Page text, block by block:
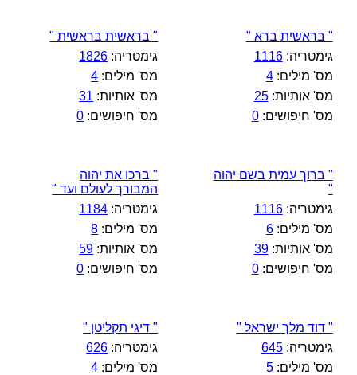
" בראשית ברא "
גימטריה:1116
מס' מילים:4
מס' אותיות:25
מס' חיפושים:0
" בראשית בראשית "
גימטריה: 1826
מס' מילים: 4
מס' אותיות: 31
מס' חיפושים: 0
" ברוך עמית בשם יהוה
"
גימטריה:1116
מס' מילים:6
מס' אותיות:39
מס' חיפושים:0
" ברכו את יהוה
המבורך לעולם ועד "
גימטריה: 1184
מס' מילים: 8
מס' אותיות: 59
מס' חיפושים: 0
" דוד מלך ישראל "
גימטריה:645
מס' מילים:5
" דיגי תקליטן "
גימטריה: 626
מס' מילים: 4